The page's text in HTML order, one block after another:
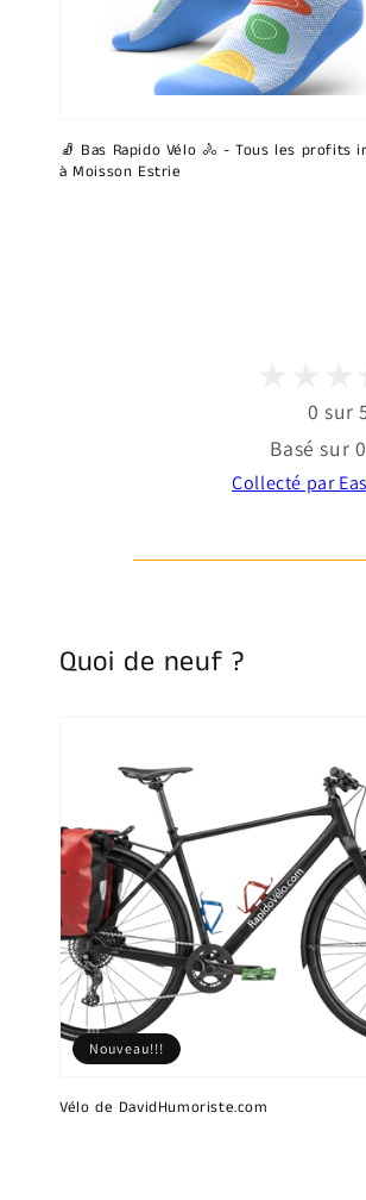
🧦 Bas Rapido Vélo 🚴 - Tous les profits
à Moisson Estrie
0 sur
Basé sur
Collecté par
Quoi de neuf ?
Vélo de DavidHumoriste.com
Nouveau!!!